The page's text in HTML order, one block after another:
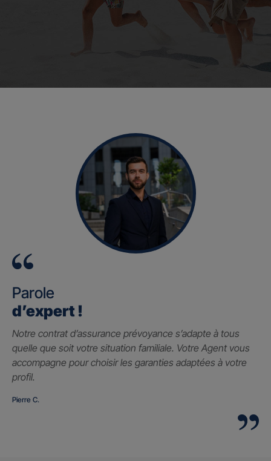
Parole
d’expert !
Notre contrat d’assurance prévoyance s’adapte à tous
quelle que soit votre situation familiale. Votre Agent vous
accompagne pour choisir les garanties adaptées à votre
profil.
Pierre C.